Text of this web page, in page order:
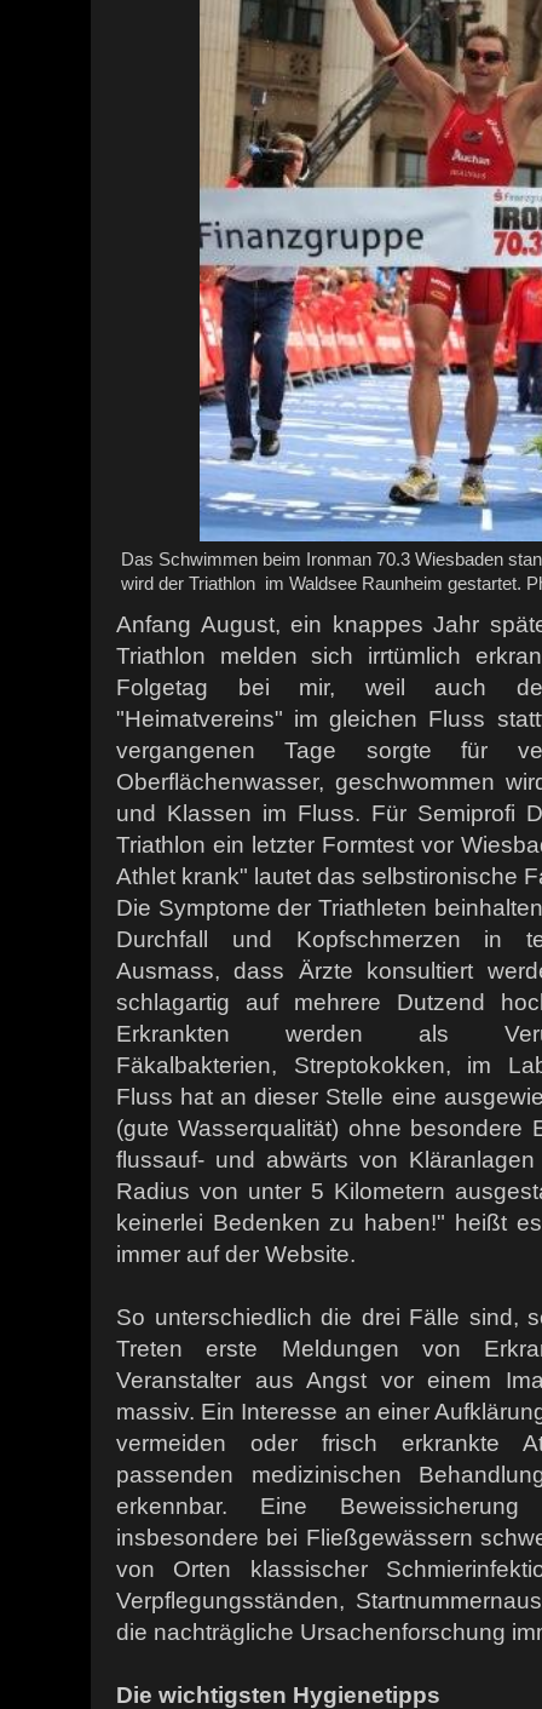
Das Schwimmen beim Ironman 70.3 Wiesbaden
wird der Triathlon im Waldsee Raunheim gestartet.
Anfang August, ein knappes Jahr
Triathlon melden sich irrtümlich
Folgetag bei mir, weil auch
"Heimatvereins" im gleichen Fluss
vergangenen Tage sorgte für
Oberflächenwasser, geschwommen
und Klassen im Fluss. Für Semiprofi
Triathlon ein letzter Formtest vor
Athlet krank" lautet das selbstironische
Die Symptome der Triathleten
Durchfall und Kopfschmerzen in
Ausmass, dass Ärzte konsultiert
schlagartig auf mehrere Dutzend
Erkrankten werden als
Fäkalbakterien, Streptokokken, im
Fluss hat an dieser Stelle eine
(gute Wasserqualität) ohne besondere
flussauf- und abwärts von
Radius von unter 5 Kilometern
keinerlei Bedenken zu haben!" heißt
immer auf der Website.
So unterschiedlich die drei Fälle sind,
Treten erste Meldungen von
Veranstalter aus Angst vor einem
massiv. Ein Interesse an einer
vermeiden oder frisch erkrankte
passenden medizinischen
erkennbar. Eine
insbesondere bei Fließgewässern
von Orten klassischer
Verpflegungsständen,
die nachträgliche Ursachenforschung
Die wichtigsten Hygienetipps